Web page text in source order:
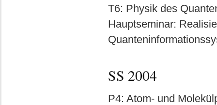
T6: Physik des
Hauptseminar:
SS 2004
P4: Atom- und